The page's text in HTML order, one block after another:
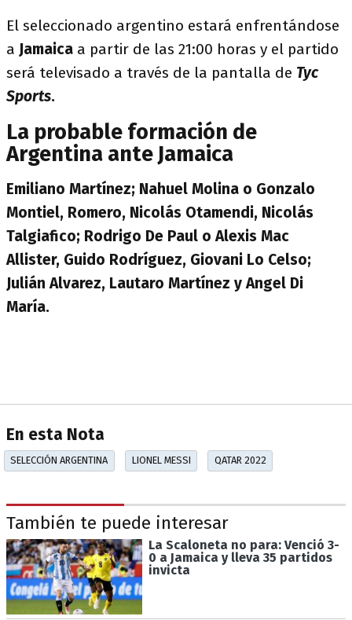
El seleccionado argentino estará enfrentándose
a Jamaica a partir de las 21:00 horas y el partido
será televisado a través de la pantalla de Tyc
Sports.
La probable formación de
Argentina ante Jamaica
Emiliano Martínez; Nahuel Molina o Gonzalo
Montiel, Romero, Nicolás Otamendi, Nicolás
Talgiafico; Rodrigo De Paul o Alexis Mac
Allister, Guido Rodríguez, Giovani Lo Celso;
Julián Alvarez, Lautaro Martínez y Angel Di
María.
En esta Nota
SELECCIÓN ARGENTINA LIONEL MESSI QATAR 2022
También te puede interesar
La Scaloneta no para: Venció 3-
0 a Jamaica y lleva 35 partidos
invicta